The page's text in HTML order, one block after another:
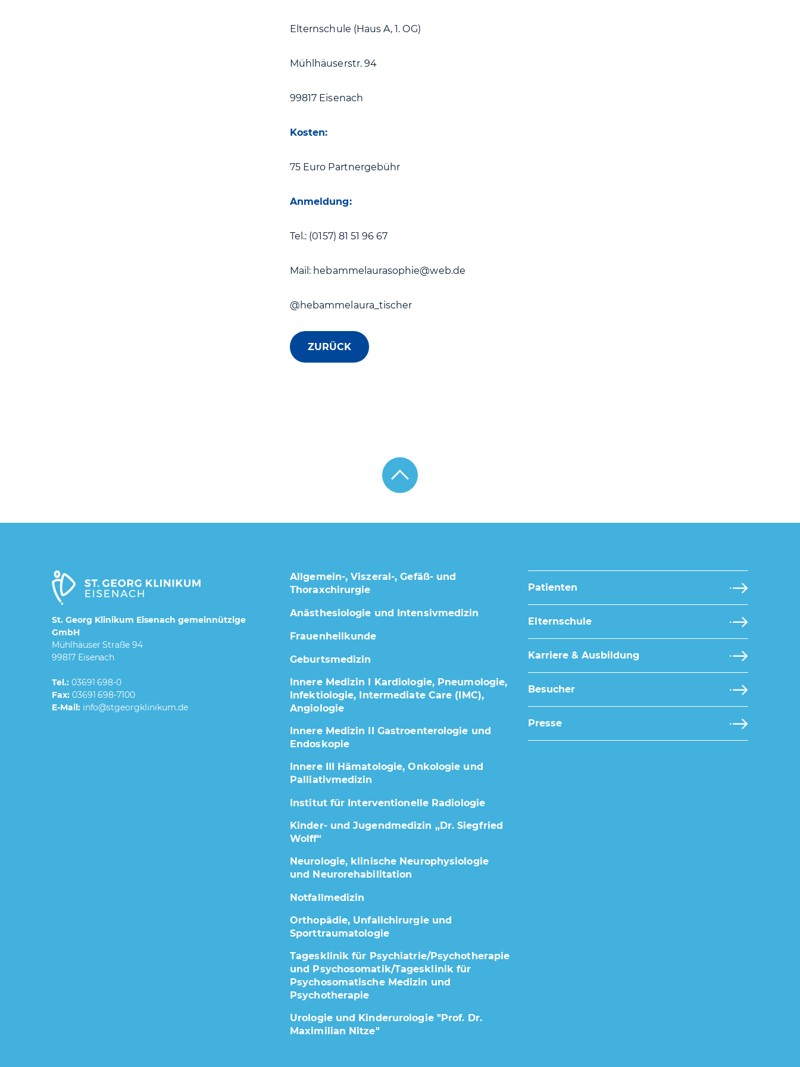
Elternschule (Haus A, 1. OG)
Mühlhäuserstr. 94
99817 Eisenach
Kosten:
75 Euro Partnergebühr
Anmeldung:
Tel.: (0157) 81 51 96 67
Mail: hebammelaurasophie@web.de
@hebammelaura_tischer
ZURÜCK
St. Georg Klinikum Eisenach gemeinnützige
GmbH
Mühlhäuser Straße 94
99817 Eisenach
Tel.:03691 698-0
Fax:03691 698-7100
E-Mail:
Allgemein-, Viszeral-, Gefäß- und
Thoraxchirurgie
Anästhesiologie und Intensivmedizin
Frauenheilkunde
Geburtsmedizin
Innere Medizin I Kardiologie, Pneumologie,
Infektiologie, Intermediate Care (IMC),
Angiologie
Innere Medizin II Gastroenterologie und
Endoskopie
Innere III Hämatologie, Onkologie und
Palliativmedizin
Institut für Interventionelle Radiologie
Kinder- und Jugendmedizin „Dr. Siegfried
Wolff“
Neurologie, klinische Neurophysiologie
und Neurorehabilitation
Notfallmedizin
Orthopädie, Unfallchirurgie und
Sporttraumatologie
Tagesklinik für Psychiatrie/Psychotherapie
und Psychosomatik/Tagesklinik für
Psychosomatische Medizin und
Psychotherapie
Urologie und Kinderurologie "Prof. Dr.
Maximilian Nitze"
Patienten
Elternschule
Karriere & Ausbildung
Besucher
Presse